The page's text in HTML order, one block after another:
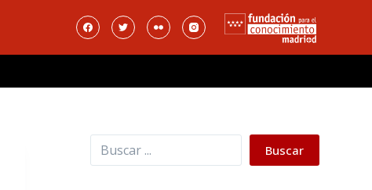
Buscar Buscar